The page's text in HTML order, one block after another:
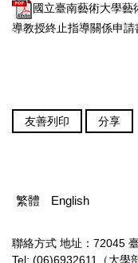
國立臺南藝術大學
導教授終止指導關係申請
友善列印 分享
繁體 English
聯絡方式 地址：72045
Tel: (06)6932611（大學